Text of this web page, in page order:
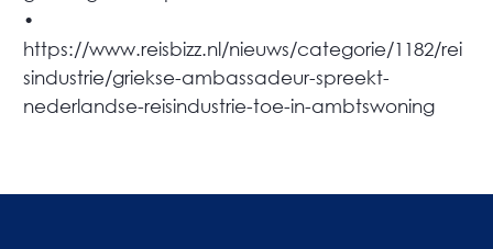
•
https://www.reisbizz.nl/nieuws/categorie/1182/rei
sindustrie/griekse-ambassadeur-spreekt-
nederlandse-reisindustrie-toe-in-ambtswoning